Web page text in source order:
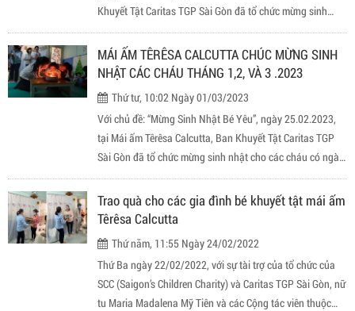
Khuyết Tật Caritas TGP Sài Gòn đã tổ chức mừng sinh
nhật cho các cháu có ngày sinh trong tháng 4, 5 và 6.
Vào lúc 7h00, Nt. Scholastica Thanh Trâm – phụ trách
Ban Khuyết Tật, các nữ tu, các cộng tác viên, các cô giáo,
Thanh Bình, Lm. Phó Giám đốc Chuyên môn Đặc trách Y
tế Cộng đồng và Khuyết tật của Caritas - Gioan Baotixita
Phương Đình Toại, và quý vị đại diện Tổ chức Saigon
Children (SCC) cũng như đại diện Tập đoàn Edrington ở và
5 nhân viên làm việc tại Việt Nam, đặc biệt là đón tiếp Phụ
huynh và các cháu khuyết tật não đang tham gia trị liệu
tại Mái ấm.
MÁI ẤM TÊRÊSA CALCUTTA CHÚC MỪNG SINH
NHẬT CÁC CHÁU THÁNG 1,2, VÀ 3 .2023
Thứ tư, 10:02 Ngày 01/03/2023
Với chủ đề: “Mừng Sinh Nhật Bé Yêu”, ngày 25.02.2023,
tại Mái ấm Têrêsa Calcutta, Ban Khuyết Tật Caritas TGP
Sài Gòn đã tổ chức mừng sinh nhật cho các cháu có ngày
sinh trong tháng 1, 2 và 3. Vào lúc 7h00, nữ tu
Scholastica Thanh Trâm – phụ trách Ban Khuyết Tật, các
nữ tu, các cộng tác viên, các cô giáo, chuẩn bị đón tiếp
liệu tại Mái ấm.
Trao quà cho các gia đình bé khuyết tật mái ấm
Têrêsa Calcutta
Thứ năm, 11:55 Ngày 24/02/2022
Thứ Ba ngày 22/02/2022, với sự tài trợ của tổ chức của
SCC (Saigon’s Children Charity) và Caritas TGP Sài Gòn, nữ
tu Maria Madalena Mỹ Tiên và các Cộng tác viên thuộc